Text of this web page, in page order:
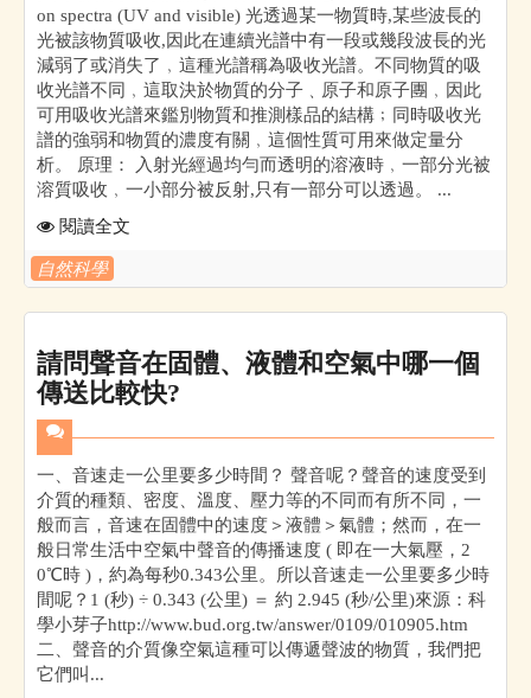
on spectra (UV and visible) 光透過某一物質時,某些波長的
光被該物質吸收,因此在連續光譜中有一段或幾段波長的光
減弱了或消失了﹐這種光譜稱為吸收光譜。不同物質的吸
收光譜不同﹐這取決於物質的分子﹑原子和原子團﹐因此
可用吸收光譜來鑑別物質和推測樣品的結構﹔同時吸收光
譜的強弱和物質的濃度有關﹐這個性質可用來做定量分
析。 原理： 入射光經過均勻而透明的溶液時﹐一部分光被
溶質吸收﹐一小部分被反射,只有一部分可以透過。 ...
閱讀全文
自然科學
請問聲音在固體、液體和空氣中哪一個
傳送比較快?
一、音速走一公里要多少時間？ 聲音呢？聲音的速度受到
介質的種類、密度、溫度、壓力等的不同而有所不同，一
般而言，音速在固體中的速度＞液體＞氣體；然而，在一
般日常生活中空氣中聲音的傳播速度 ( 即在一大氣壓，2
0℃時 )，約為每秒0.343公里。所以音速走一公里要多少時
間呢？1 (秒) ÷ 0.343 (公里) ＝ 約 2.945 (秒/公里)來源：科
學小芽子http://www.bud.org.tw/answer/0109/010905.htm
二、聲音的介質像空氣這種可以傳遞聲波的物質，我們把
它們叫...